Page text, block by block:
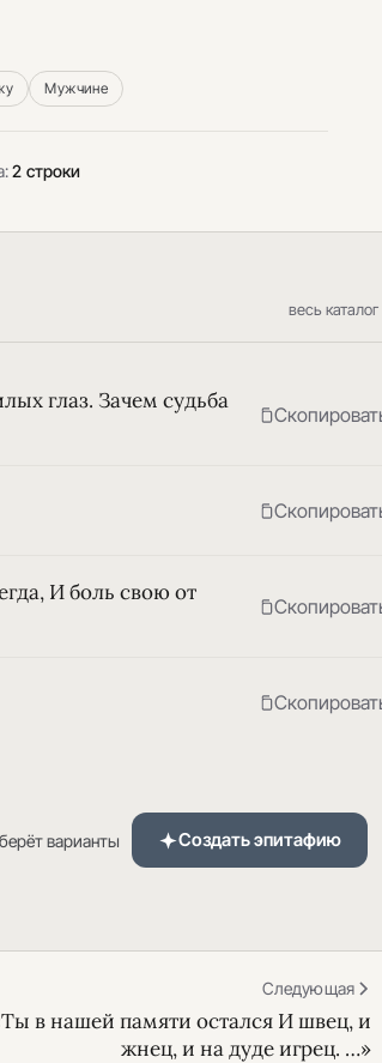
Мужчине
2 строки
весь
глаз. Зачем судьба
И боль свою от
варианты
Создать эпитафию
Следующая
в нашей памяти остался И швец, и
жнец, и на дуде игрец. …»